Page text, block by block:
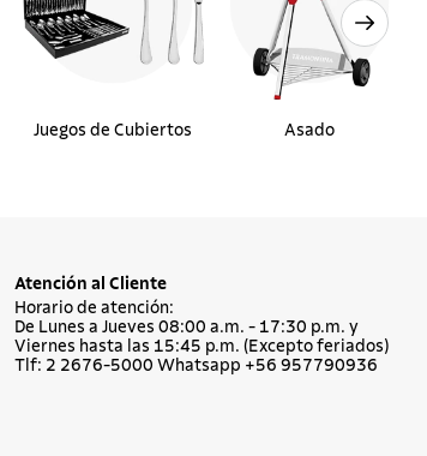
Juegos de Cubiertos Asado
Atención al Cliente
Horario de atención:
De Lunes a Jueves 08:00 a.m. - 17:30 p.m. y
Viernes hasta las 15:45 p.m. (Excepto feriados)
Tlf: 2 2676-5000 Whatsapp +56 957790936